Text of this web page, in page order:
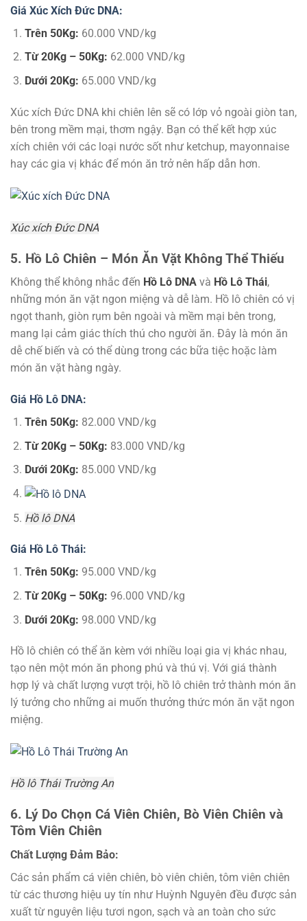
Giá Xúc Xích Đức DNA:
Trên 50Kg: 60.000 VND/kg
Từ 20Kg – 50Kg: 62.000 VND/kg
Dưới 20Kg: 65.000 VND/kg
Xúc xích Đức DNA khi chiên lên sẽ có lớp vỏ ngoài giòn tan,
bên trong mềm mại, thơm ngậy. Bạn có thể kết hợp xúc
xích chiên với các loại nước sốt như ketchup, mayonnaise
hay các gia vị khác để món ăn trở nên hấp dẫn hơn.
Xúc xích Đức DNA
5. Hồ Lô Chiên – Món Ăn Vặt Không Thể Thiếu
Không thể không nhắc đến Hồ Lô DNA và Hồ Lô Thái,
những món ăn vặt ngon miệng và dễ làm. Hồ lô chiên có vị
ngọt thanh, giòn rụm bên ngoài và mềm mại bên trong,
mang lại cảm giác thích thú cho người ăn. Đây là món ăn
dễ chế biến và có thể dùng trong các bữa tiệc hoặc làm
món ăn vặt hàng ngày.
Giá Hồ Lô DNA:
Trên 50Kg: 82.000 VND/kg
Từ 20Kg – 50Kg: 83.000 VND/kg
Dưới 20Kg: 85.000 VND/kg
Hồ lô DNA
Giá Hồ Lô Thái:
Trên 50Kg: 95.000 VND/kg
Từ 20Kg – 50Kg: 96.000 VND/kg
Dưới 20Kg: 98.000 VND/kg
Hồ lô chiên có thể ăn kèm với nhiều loại gia vị khác nhau,
tạo nên một món ăn phong phú và thú vị. Với giá thành
hợp lý và chất lượng vượt trội, hồ lô chiên trở thành món ăn
lý tưởng cho những ai muốn thưởng thức món ăn vặt ngon
miệng.
Hồ lô Thái Trường An
6. Lý Do Chọn Cá Viên Chiên, Bò Viên Chiên và
Tôm Viên Chiên
Chất Lượng Đảm Bảo:
Các sản phẩm cá viên chiên, bò viên chiên, tôm viên chiên
từ các thương hiệu uy tín như Huỳnh Nguyên đều được sản
xuất từ nguyên liệu tươi ngon, sạch và an toàn cho sức